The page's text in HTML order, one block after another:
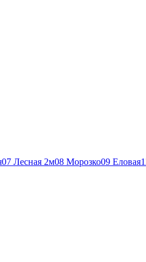
07 Лесная 2м08 Морозко09 Еловая